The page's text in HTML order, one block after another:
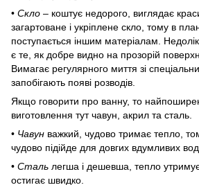
• Скло – коштує недорого, виглядає
загартоване і укріплене скло, тому в
поступається іншим матеріалам.
є те, як добре видно на прозорій
Вимагає регулярного миття зі
запобігають появі розводів.
Якщо говорити про ванну, то
виготовлення тут чавун, акрил та сталь.
• Чавун важкий, чудово тримає тепло,
чудово підійде для довгих вдумливих
• Сталь легша і дешевша, тепло утримує
остигає швидко.